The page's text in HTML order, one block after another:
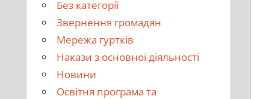
Без категорії
Звернення громадян
Мережа гуртків
Накази з основної діяльності
Новини
Освітня програма та